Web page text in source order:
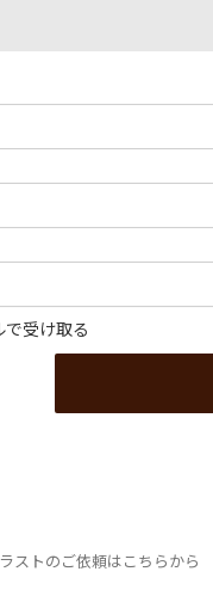
受け取る
ストのご依頼はこちらから